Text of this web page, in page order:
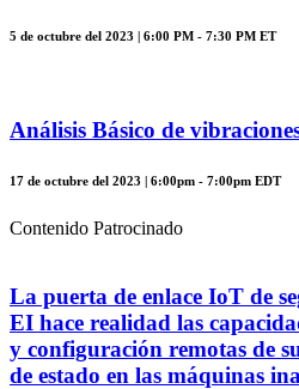
5 de octubre del 2023 | 6:00 PM - 7:30 PM ET
Análisis Básico de
17 de octubre del 2023 | 6:00pm - 7:00pm EDT
Contenido Patrocinado
La puerta de enlace IoT de
EI hace realidad las
y configuración remotas de
de estado en las máquinas